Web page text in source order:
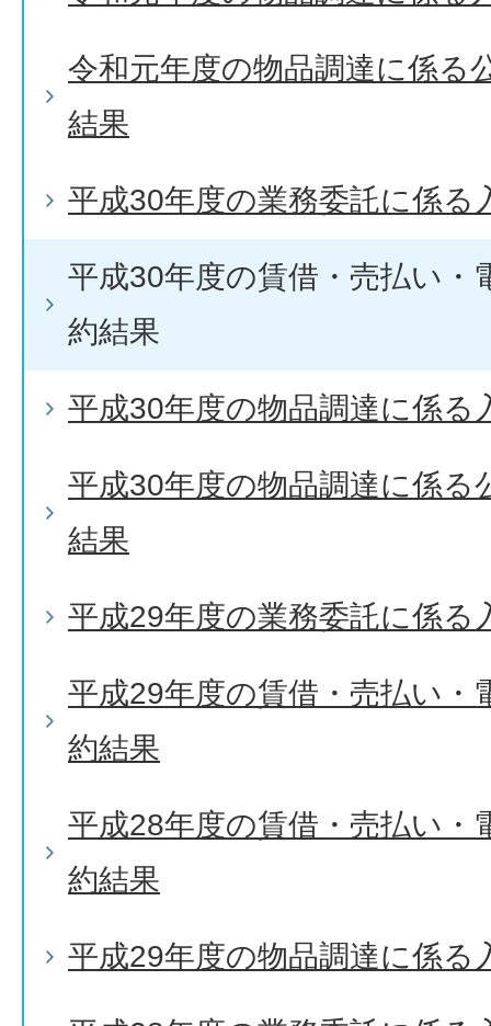
令和元年度の物品調達に係る
結果
平成30年度の業務委託に係る
平成30年度の賃借・売払い・
約結果
平成30年度の物品調達に係る
平成30年度の物品調達に係る
結果
平成29年度の業務委託に係る
平成29年度の賃借・売払い・
約結果
平成28年度の賃借・売払い・
約結果
平成29年度の物品調達に係る